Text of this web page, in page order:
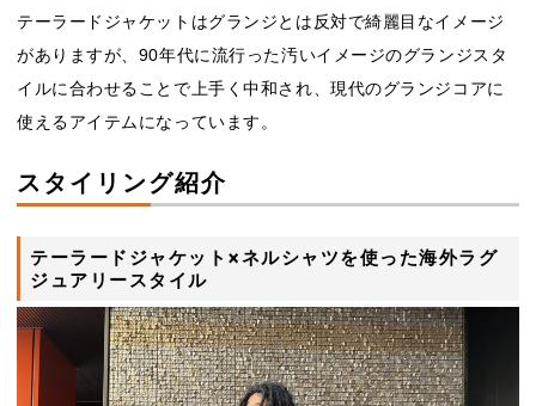
テーラードジャケットはグランジとは反対で綺麗目なイメージ
がありますが、90年代に流行った汚いイメージのグランジスタ
イルに合わせることで上手く中和され、現代のグランジコアに
使えるアイテムになっています。
スタイリング紹介
テーラードジャケット×ネルシャツを使った海外ラグ
ジュアリースタイル